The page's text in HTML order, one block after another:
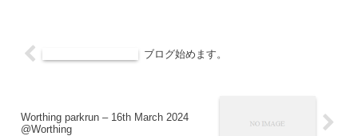
ブログ始めます。
Worthing parkrun – 16th March 2024
@Worthing